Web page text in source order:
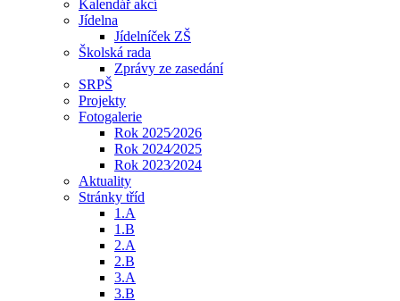
Kalendář akcí
Jídelna
Jídelníček ZŠ
Školská rada
Zprávy ze zasedání
SRPŠ
Projekty
Fotogalerie
Rok 2025⁄2026
Rok 2024⁄2025
Rok 2023⁄2024
Aktuality
Stránky tříd
1.A
1.B
2.A
2.B
3.A
3.B